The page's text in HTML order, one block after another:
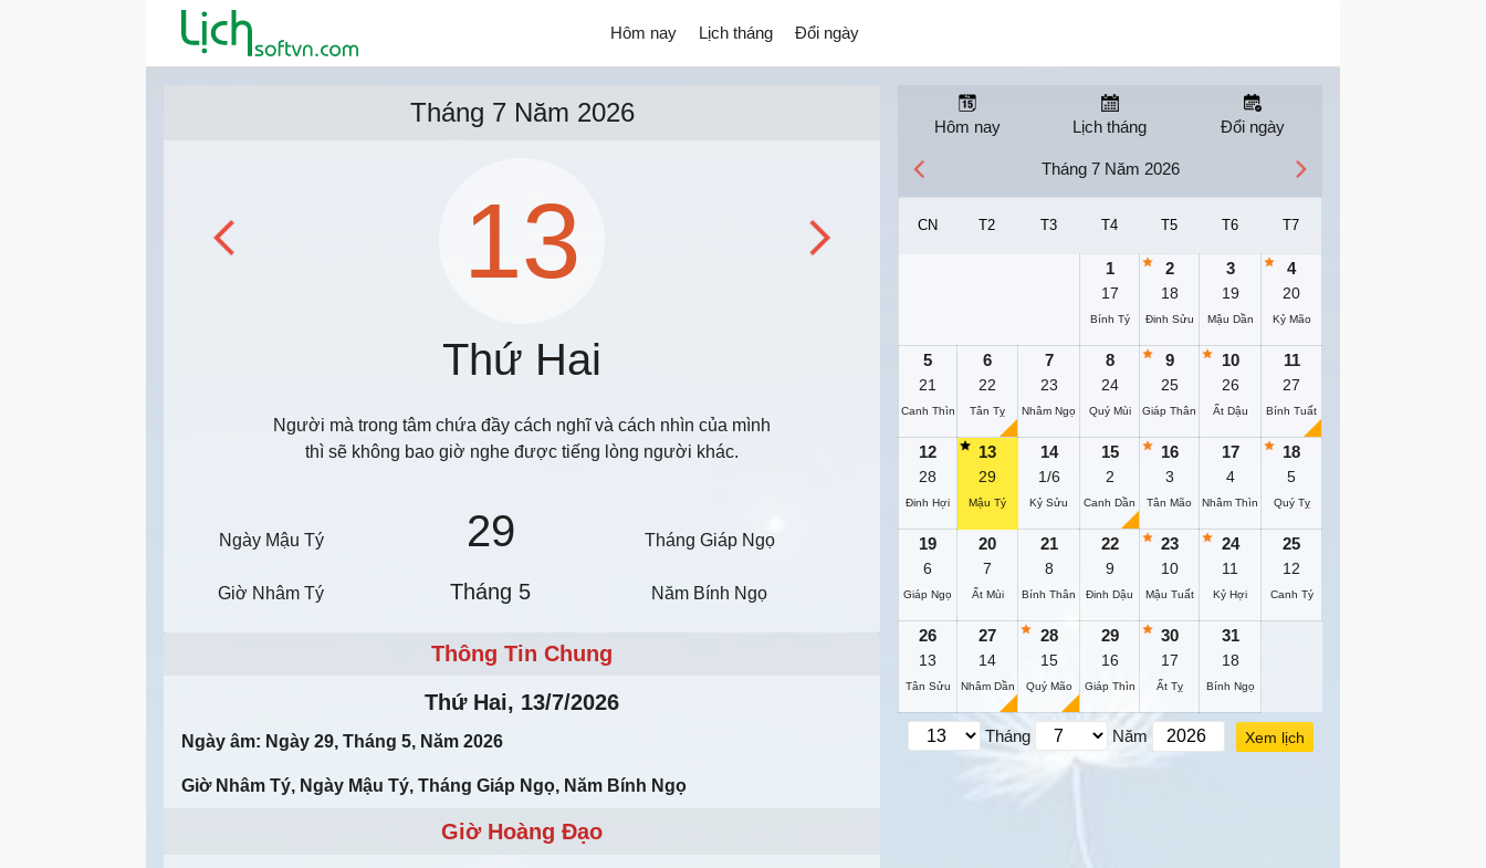
Hôm nay Lịch tháng Đổi ngày
Hôm nay Lịch tháng Đổi ngày
Tháng 7 Năm 2026
13
Thứ Hai
Người mà trong tâm chứa đầy cách nghĩ và cách nhìn của mình
thì sẽ không bao giờ nghe được tiếng lòng người khác.
Ngày Mậu Tý 29 Tháng Giáp Ngọ
Giờ Nhâm Tý Tháng 5 Năm Bính Ngọ
Thông Tin Chung
Thứ Hai, 13/7/2026
Ngày âm: Ngày 29, Tháng 5, Năm 2026
Giờ Nhâm Tý, Ngày Mậu Tý, Tháng Giáp Ngọ, Năm Bính Ngọ
Giờ Hoàng Đạo
Tháng 7 Năm 2026
CN T2 T3 T4 T5 T6 T7
1
17
Bính Tý
2
18
Đinh Sửu
3
19
Mậu Dần
4
20
Kỷ Mão
5
21
Canh Thìn
6
22
Tân Tỵ
7
23
Nhâm Ngọ
8
24
Quý Mùi
9
25
Giáp Thân
10
26
Ất Dậu
11
27
Bính Tuất
12
28
Đinh Hợi
13
29
Mậu Tý
14
1/6
Kỷ Sửu
15
2
Canh Dần
16
3
Tân Mão
17
4
Nhâm Thìn
18
5
Quý Tỵ
19
6
Giáp Ngọ
20
7
Ất Mùi
21
8
Bính Thân
22
9
Đinh Dậu
23
10
Mậu Tuất
24
11
Kỷ Hợi
25
12
Canh Tý
26
13
Tân Sửu
27
14
Nhâm Dần
28
15
Quý Mão
29
16
Giáp Thìn
30
17
Ất Tỵ
31
18
Bính Ngọ
Tháng Năm Xem lịch